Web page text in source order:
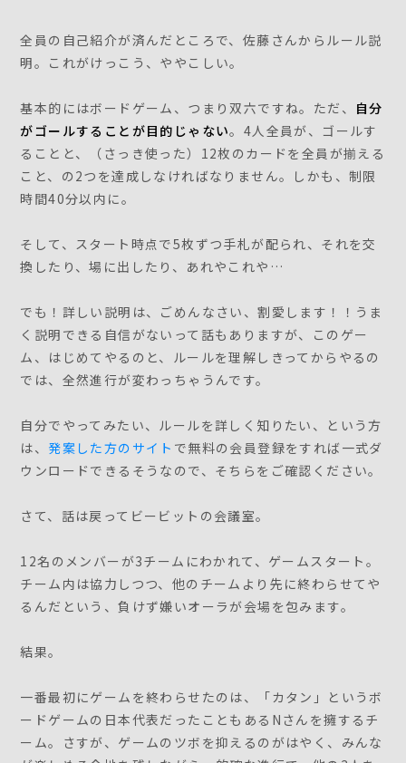
全員の自己紹介が済んだところで、佐藤さんからルール説
明。これがけっこう、ややこしい。
基本的にはボードゲーム、つまり双六ですね。ただ、 自分
がゴールすることが目的じゃない。4人全員が、ゴールす
ることと、（さっき使った）12枚のカードを全員が揃える
こと、の2つを達成しなければなりません。しかも、制限
時間40分以内に。
そして、スタート時点で5枚ずつ手札が配られ、それを交
換したり、場に出したり、あれやこれや…
でも！詳しい説明は、ごめんなさい、割愛します！！うま
く説明できる自信がないって話もありますが、このゲー
ム、はじめてやるのと、ルールを理解しきってからやるの
では、全然進行が変わっちゃうんです。
自分でやってみたい、ルールを詳しく知りたい、という方
は、 発案した方のサイト で無料の会員登録をすれば一式ダ
ウンロードできるそうなので、そちらをご確認ください。
さて、話は戻ってビービットの会議室。
12名のメンバーが3チームにわかれて、ゲームスタート。
チーム内は協力しつつ、他のチームより先に終わらせてや
るんだという、負けず嫌いオーラが会場を包みます。
結果。
一番最初にゲームを終わらせたのは、「カタン」というボ
ードゲームの日本代表だったこともあるNさんを擁するチ
ーム。さすが、ゲームのツボを抑えるのがはやく、みんな